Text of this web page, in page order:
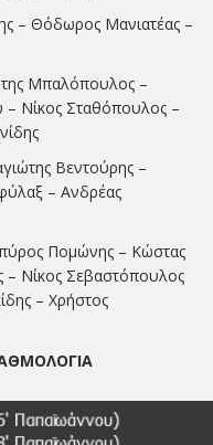
– Θόδωρος Μανιατέας –
Μπαλόπουλος –
– Νίκος Σταθόπουλος –
Βεντούρης –
– Ανδρέας
Πομώνης – Κώστας
– Νίκος Σεβαστόπουλος
– Χρήστος